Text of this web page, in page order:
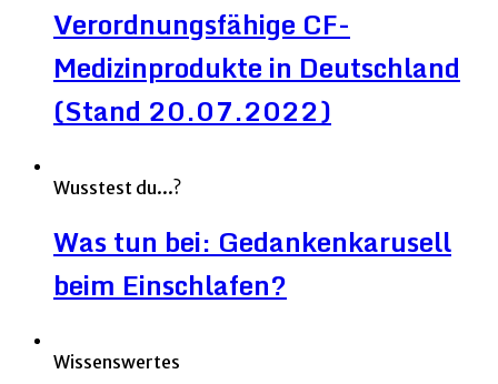
Verordnungsfähige CF-
Medizinprodukte in Deutschland
(Stand 20.07.2022)
Wusstest du...?
Was tun bei: Gedankenkarusell
beim Einschlafen?
Wissenswertes